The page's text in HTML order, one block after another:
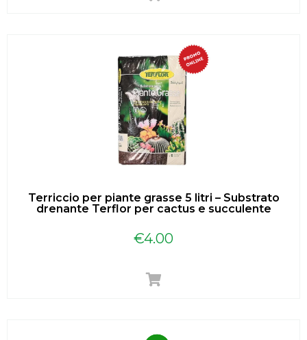
Terriccio per piante grasse 5 litri – Substrato
drenante Terflor per cactus e succulente
€4.00